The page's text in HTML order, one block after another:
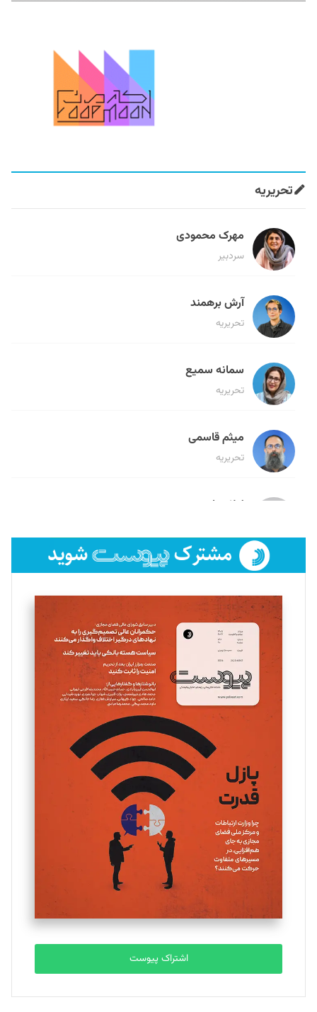
تحریریه
مهرک محمودی
سردبیر
آرش برهمند
تحریریه
سمانه سمیع
تحریریه
میثم قاسمی
تحریریه
لیلا حنارود
فائزه فتحی رستمی
تحریریه
سروش کرمیان
تحریریه
مینا پاکدل
یسنا امان‌پور
تحریریه
ملینا جعفری
تحریریه
مصطفی مسجدی آرانی
تحریریه
بابک نقاش
تحریریه
اشتراک پیوست